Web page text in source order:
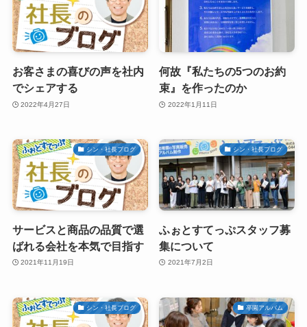
お客さまの喜びの声を社内
でシェアする
2022年4月27日
何故『私たちの5つのお約
束』を作ったのか
2022年1月11日
シン・社長ブログ
サービスと商品の品質で選
ばれる会社を本気で目指す
2021年11月19日
シン・社長ブログ
ふぉとすてっぷスタッフ募
集について
2021年7月2日
シン・社長ブログ 卒園アルバム